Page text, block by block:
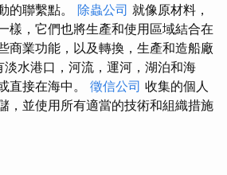
的聯繫點。 除蟲公司 就像原材料，
樣，它們也將生產和使用區域結合在
商業功能，以及轉換，生產和造船廠
淡水港口，河流，運河，湖泊和海
直接在海中。 徵信公司 收集的個人
，並使用所有適當的技術和組織措施